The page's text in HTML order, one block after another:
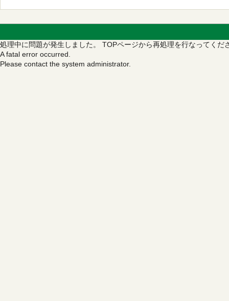
処理中に問題が発生しました。 TOPページから再処理を行なってくだ
A fatal error occurred.
Please contact the system administrator.